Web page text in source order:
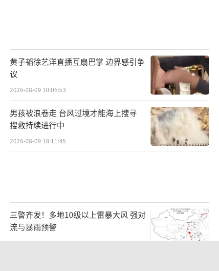
军攻势集中在斯拉维扬斯克方向，使用超过850
架无人机发动攻击，这些都表明俄方在前线没
有停火意愿。他称：“乌克兰将对等回应。”
BBC称，今年1月，俄乌冲突达到了一个新
的里程碑：冲突持续时间超过了苏联对抗希特
勒的卫国战争。由于和谈陷入停滞，冲突结束
斗争具有实际意义。纳粹主义不仅在意识形态
方面抬头，而且还企图篡改历史。他称，如果
西方纳粹分子企图利用乌克兰在胜利日制造威
黄子韬徐艺洋直播互扇巴掌 边界感引争
议
2026-08-09 10:06:53
男孩被浪卷走 台风过境才能海上搜寻
搜救持续进行中
2026-08-09 18:11:45
三警齐发！多地10级以上雷暴大风 强对
流与暴雨预警
2026-08-09 07:11:29